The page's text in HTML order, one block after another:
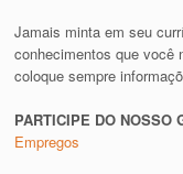
Jamais minta em seu
conhecimentos que
coloque sempre
PARTICIPE DO NOSSO
Empregos